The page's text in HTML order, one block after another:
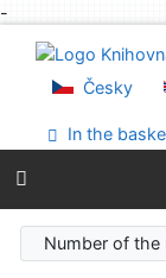
-
Go to menu
Accessibility
Česky
In the
Number of the